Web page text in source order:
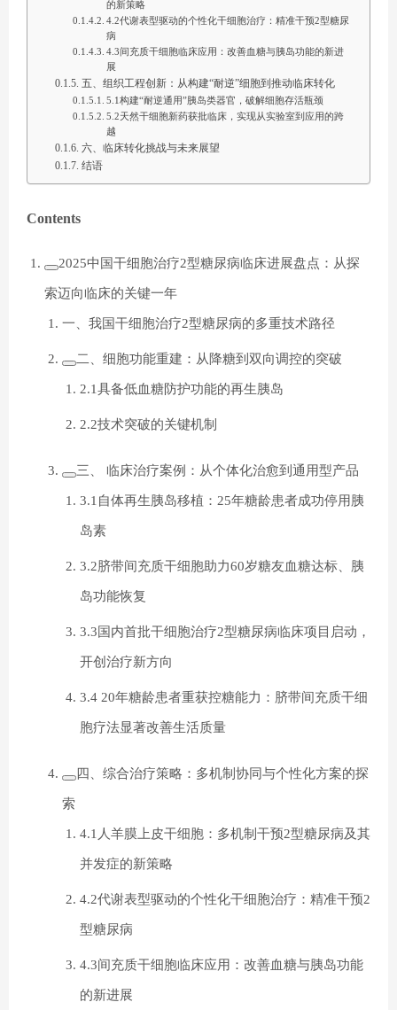
的新策略
4.2代谢表型驱动的个性化干细胞治疗：精准干预2型糖尿
病
4.3间充质干细胞临床应用：改善血糖与胰岛功能的新进
展
五、组织工程创新：从构建“耐逆”细胞到推动临床转化
5.1构建“耐逆通用”胰岛类器官，破解细胞存活瓶颈
5.2天然干细胞新药获批临床，实现从实验室到应用的跨
越
六、临床转化挑战与未来展望
结语
Contents
2025中国干细胞治疗2型糖尿病临床进展盘点：从探
索迈向临床的关键一年
一、我国干细胞治疗2型糖尿病的多重技术路径
二、细胞功能重建：从降糖到双向调控的突破
2.1具备低血糖防护功能的再生胰岛
2.2技术突破的关键机制
三、 临床治疗案例：从个体化治愈到通用型产品
3.1自体再生胰岛移植：25年糖龄患者成功停用胰
岛素
3.2脐带间充质干细胞助力60岁糖友血糖达标、胰
岛功能恢复
3.3国内首批干细胞治疗2型糖尿病临床项目启动，
开创治疗新方向
3.4 20年糖龄患者重获控糖能力：脐带间充质干细
胞疗法显著改善生活质量
四、综合治疗策略：多机制协同与个性化方案的探
索
4.1人羊膜上皮干细胞：多机制干预2型糖尿病及其
并发症的新策略
4.2代谢表型驱动的个性化干细胞治疗：精准干预2
型糖尿病
4.3间充质干细胞临床应用：改善血糖与胰岛功能
的新进展